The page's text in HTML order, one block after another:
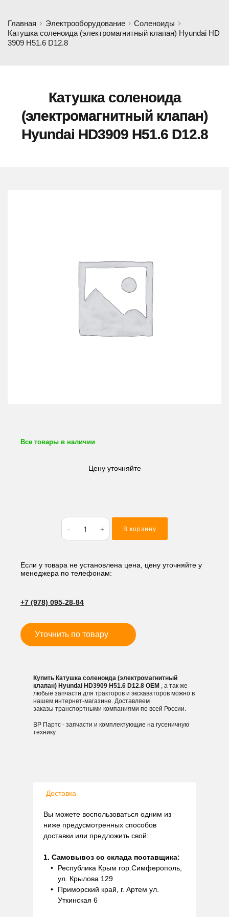
Главная Электрооборудование
Соленоиды
Катушка соленоида (электромагнитный клапан) Hyundai HD
3909 H51.6 D12.8
Катушка соленоида
(электромагнитный клапан)
Hyundai HD3909 H51.6 D12.8
Все товары в наличии
Цену уточняйте
Количество
товара
Катушка
(электромагнитный
клапан)
H51.6
В корзину
Если у товара не установлена цена, цену уточняйте у
менеджера по телефонам:
+7 (978) 095-28-84
Уточнить по товару
Купить Катушка соленоида (электромагнитный
клапан) Hyundai HD3909 H51.6 D12.8 OEM , а так же
любые запчасти для тракторов и экскаваторов можно в
нашем интернет-магазине. Доставляем
заказы транспортными компаниями по всей России.
ВР Партс - запчасти и комплектующие на гусеничную
технику
Доставка
Вы можете воспользоваться одним из
ниже предусмотренных способов
доставки или предложить свой:
1. Самовывоз со склада поставщика:
Республика Крым гор.Симферополь,
ул. Крылова 129
Приморский край, г. Артем ул.
Уткинская 6